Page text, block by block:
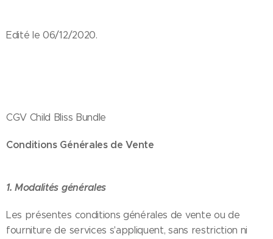
Edité le 06/12/2020.
CGV Child Bliss Bundle
Conditions Générales de Vente
1. Modalités générales
Les présentes conditions générales de vente ou de
fourniture de services s'appliquent, sans restriction ni